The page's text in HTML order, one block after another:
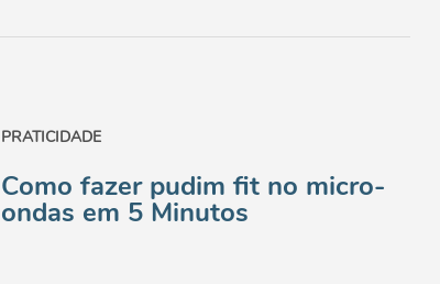
PRATICIDADE
Como fazer pudim fit no micro-
ondas em 5 Minutos